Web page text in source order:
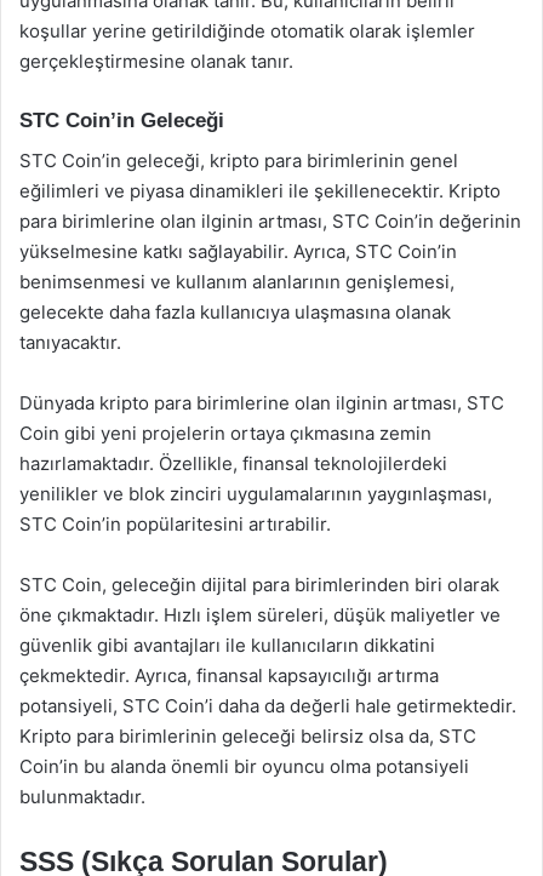
koşullar yerine getirildiğinde otomatik olarak işlemler
gerçekleştirmesine olanak tanır.
STC Coin’in Geleceği
STC Coin’in geleceği, kripto para birimlerinin genel
eğilimleri ve piyasa dinamikleri ile şekillenecektir. Kripto
para birimlerine olan ilginin artması, STC Coin’in değerinin
yükselmesine katkı sağlayabilir. Ayrıca, STC Coin’in
benimsenmesi ve kullanım alanlarının genişlemesi,
gelecekte daha fazla kullanıcıya ulaşmasına olanak
tanıyacaktır.
Dünyada kripto para birimlerine olan ilginin artması, STC
Coin gibi yeni projelerin ortaya çıkmasına zemin
hazırlamaktadır. Özellikle, finansal teknolojilerdeki
yenilikler ve blok zinciri uygulamalarının yaygınlaşması,
STC Coin’in popülaritesini artırabilir.
STC Coin, geleceğin dijital para birimlerinden biri olarak
öne çıkmaktadır. Hızlı işlem süreleri, düşük maliyetler ve
güvenlik gibi avantajları ile kullanıcıların dikkatini
çekmektedir. Ayrıca, finansal kapsayıcılığı artırma
potansiyeli, STC Coin’i daha da değerli hale getirmektedir.
Kripto para birimlerinin geleceği belirsiz olsa da, STC
Coin’in bu alanda önemli bir oyuncu olma potansiyeli
bulunmaktadır.
SSS (Sıkça Sorulan Sorular)